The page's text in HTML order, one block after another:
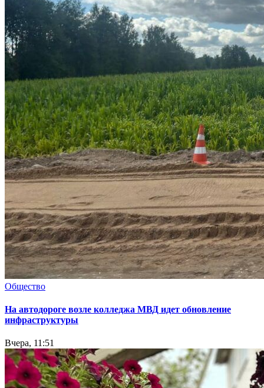
Общество
На автодороге возле колледжа МВД идет обновление
инфраструктуры
Вчера, 11:51